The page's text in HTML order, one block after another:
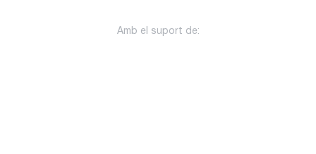
Amb el suport de: